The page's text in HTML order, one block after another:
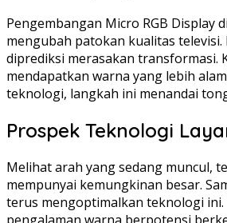
Pengembangan Micro RGB Display
mengubah patokan kualitas
diprediksi merasakan transformasi.
mendapatkan warna yang lebih
teknologi, langkah ini menandai
Prospek Teknologi
Melihat arah yang sedang muncul,
mempunyai kemungkinan besar.
terus mengoptimalkan teknologi ini.